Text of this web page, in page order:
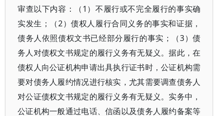
审查以下内容：（1）不履行或不完全履行的事实确
实发生；（2）债权人履行合同义务的事实和证据，
债务人依照债权文书已经部分履行的事实；（3）债
务人对债权文书规定的履行义务有无疑义。据此，在
债权人向公证机构申请出具执行证书时，公证机构需
要对债务人履约情况进行核实，尤其需要调查债务人
对公证债权文书规定的履行义务有无疑义。实务中，
公证机构一般通过电话、信函以及债务人履约备案等